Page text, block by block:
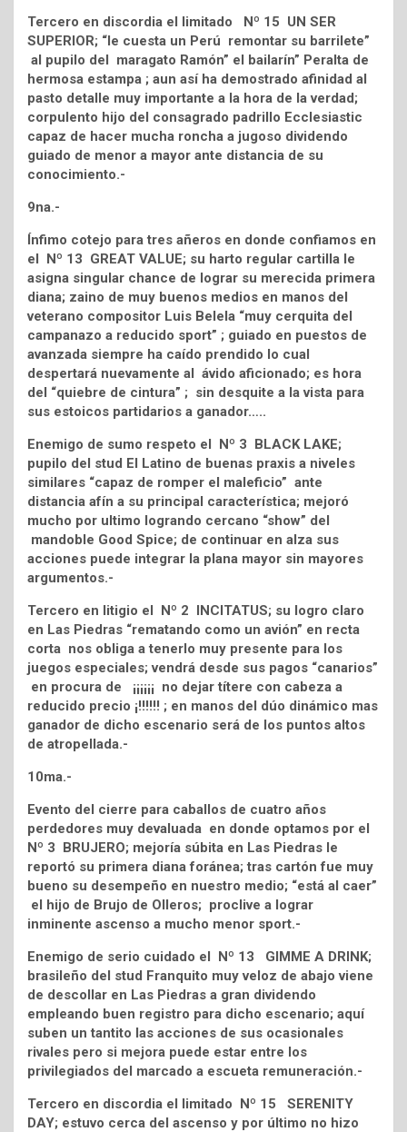
Tercero en discordia el limitado Nº 15 UN SER
SUPERIOR; “le cuesta un Perú remontar su barrilete”
al pupilo del maragato Ramón” el bailarín” Peralta de
hermosa estampa ; aun así ha demostrado afinidad al
pasto detalle muy importante a la hora de la verdad;
corpulento hijo del consagrado padrillo Ecclesiastic
capaz de hacer mucha roncha a jugoso dividendo
guiado de menor a mayor ante distancia de su
conocimiento.-
9na.-
Ínfimo cotejo para tres añeros en donde confiamos en
el Nº 13 GREAT VALUE; su harto regular cartilla le
asigna singular chance de lograr su merecida primera
diana; zaino de muy buenos medios en manos del
veterano compositor Luis Belela “muy cerquita del
campanazo a reducido sport” ; guiado en puestos de
avanzada siempre ha caído prendido lo cual
despertará nuevamente al ávido aficionado; es hora
del “quiebre de cintura” ; sin desquite a la vista para
sus estoicos partidarios a ganador…..
Enemigo de sumo respeto el Nº 3 BLACK LAKE;
pupilo del stud El Latino de buenas praxis a niveles
similares “capaz de romper el maleficio” ante
distancia afín a su principal característica; mejoró
mucho por ultimo logrando cercano “show” del
mandoble Good Spice; de continuar en alza sus
acciones puede integrar la plana mayor sin mayores
argumentos.-
Tercero en litigio el Nº 2 INCITATUS; su logro claro
en Las Piedras “rematando como un avión” en recta
corta nos obliga a tenerlo muy presente para los
juegos especiales; vendrá desde sus pagos “canarios”
en procura de ¡¡¡¡¡¡ no dejar títere con cabeza a
reducido precio ¡!!!!!! ; en manos del dúo dinámico mas
ganador de dicho escenario será de los puntos altos
de atropellada.-
10ma.-
Evento del cierre para caballos de cuatro años
perdedores muy devaluada en donde optamos por el
Nº 3 BRUJERO; mejoría súbita en Las Piedras le
reportó su primera diana foránea; tras cartón fue muy
bueno su desempeño en nuestro medio; “está al caer”
el hijo de Brujo de Olleros; proclive a lograr
inminente ascenso a mucho menor sport.-
Enemigo de serio cuidado el Nº 13 GIMME A DRINK;
brasileño del stud Franquito muy veloz de abajo viene
de descollar en Las Piedras a gran dividendo
empleando buen registro para dicho escenario; aquí
suben un tantito las acciones de sus ocasionales
rivales pero si mejora puede estar entre los
privilegiados del marcado a escueta remuneración.-
Tercero en discordia el limitado Nº 15 SERENITY
DAY; estuvo cerca del ascenso y por último no hizo